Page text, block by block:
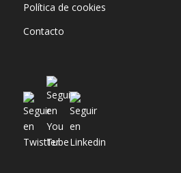
Política de cookies
Contacto